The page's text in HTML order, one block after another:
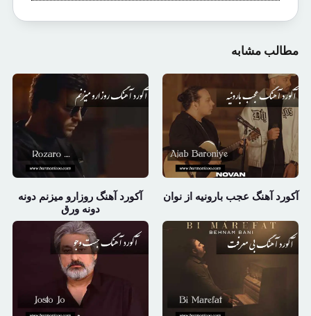
مطالب مشابه
آکورد آهنگ عجب بارونیه از نوان
آکورد آهنگ روزارو میزنم دونه
دونه ورق